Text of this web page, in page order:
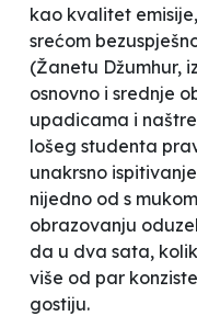
kao kvalitet
srećom
(Žanetu Džumhur,
osnovno i srednje
upadicama i
lošeg studenta
unakrsno
nijedno od s
obrazovanju
da u dva sata,
više od par
gostiju.